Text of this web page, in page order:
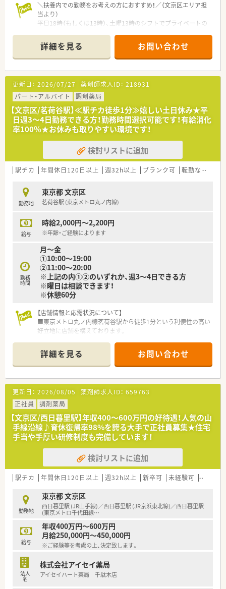
■勤務シフトは基本的に固定されているため、予定が立てやすく
仕事と私生活のメリハリがつけられます。
■処方箋枚数に対して十分な人員配置を行っているため、無理な
業務負担がかかる心配はございません。
＼扶養内での勤務をお考えの方におすすめ！／（文京区エリア担
当より）
平日18時（もしくは13時）、土曜13時のシフトでプライベートの
生活のバランスを大切にしたい方におすすめです。
＊------------------------------------------＊
【店舗情報と応需状況について】
■東京メトロ南北線の本駒込駅やJR山手線の田端駅から徒歩10
分ほどの距離に位置するアクセスに便利な調剤薬局です。
■近くにあるクリニックから主に呼吸器科や内科、循環器科の処
方箋を1日に約40枚ほど応需している店舗です。
■医療品の採用品目数は約1,430品目となっており、様々な処方
に対応できる体制をしっかりと整えています。
【職場環境と雰囲気】
■薬剤師は常時2名から3名が在籍しており、医療事務も1名から
2名体制のため協力体制が整っています。
■スタッフ同士の仲が良く定着率が非常に高い店舗で、人間関係
■困った時にはすぐに相談や質問ができるアットホームな雰囲
気があり、安心して長く働ける職場となっています。
■18時閉局の職場で残業を気にすることなく、ワークライフバ
ランスを重視して働きたい方に最適な薬局です。
着いて調剤業務に取り組みたい方にぴったりです。
■大手チェーンにはないアットホームな環境で、お互いに助け合
いながら長く定着して働きたい方にお勧めします。
詳細を見る お問い合わせ
更新日： 2026/07/27 薬剤師求人ID： 218931
パート・アルバイト
調剤薬局
【文京区/茗荷谷駅】≪駅チカ徒歩1分≫嬉しい土日休み★平
日週3～4日勤務できる方！勤務時間選択可能です！有給消化
率100％★お休みも取りやすい環境です！
検討リストに追加
駅チカ 年間休日120日以上 週32h以上 ブランク可 転勤なし
勤務地
東京都 文京区
茗荷谷駅 (東京メトロ丸ノ内線)
給与
時給2,000円～2,200円
※年齢・ご経験によります
勤務
時間
月～金
①10:00～19:00
②11:00～20:00
※上記の内①②のいずれか、週3～4日できる方
※曜日は相談できます！
※休憩60分
【店舗情報と応需状況について】
■東京メトロ丸ノ内線茗荷谷駅から徒歩1分という利便性の高い
好立地に店舗を構えております。
箋を1日あたり200枚強応需しています。
■正社員6名、パート7名、医療事務4名の常時7名体制で患者様へ
の対応を丁寧に行っています。
【法人特徴について】
■創業100年以上の歴史を持ち、地域住民の健康を長きにわたり
サポートし続けている企業です。
■茗荷谷駅前の本店を中心に文京区内で4店舗を展開し、地域密
着型の薬局づくりを進めております。
■調剤だけでなくOTC、雑貨、化粧品の販売も手掛け、地域住民
の健康を多角的にサポートしています。
【こんな取り組みをしています】
■薬剤師国保に加入していますが、社会保険と同等の待遇となる
よう差額を手当として支給しています。
やすい環境を会社全体で支援しています。
■患者様第一の方針でノルマは一切なく、安心して医療提供に専
念できる環境を整備しています。
詳細を見る お問い合わせ
更新日： 2026/08/05 薬剤師求人ID： 659763
正社員
調剤薬局
【文京区/西日暮里駅】年収400〜600万円の好待遇！人気の山
手線沿線♪育休復帰率98%を誇る大手で正社員募集★住宅
手当や手厚い研修制度も完備しています！
検討リストに追加
駅チカ 年間休日120日以上 週32h以上 新卒可 未経験可 残業な
勤務地
東京都 文京区
西日暮里駅 (JR山手線)／西日暮里駅 (JR京浜東北線)／西日暮里駅
(東京メトロ千代田線…
給与
年収400万円～600万円
月給250,000円～450,000円
※ご経験等を考慮の上、決定致します。
法人
名
株式会社アイセイ薬局
アイセイハート薬局 千駄木店